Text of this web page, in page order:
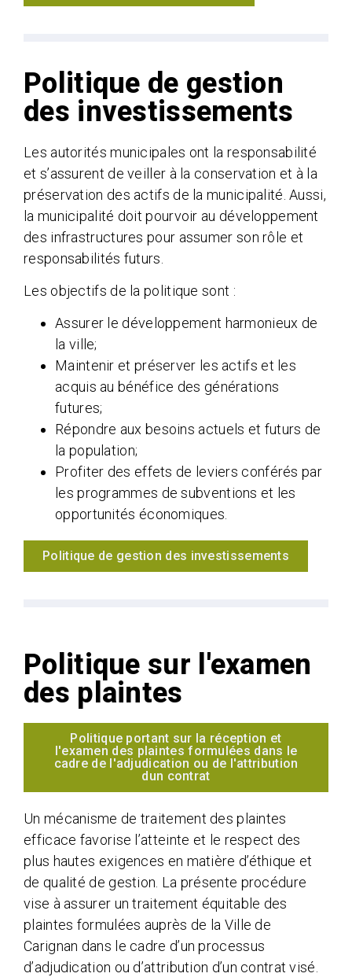
Politique de gestion
des investissements
Les autorités municipales ont la responsabilité
et s’assurent de veiller à la conservation et à la
préservation des actifs de la municipalité. Aussi,
la municipalité doit pourvoir au développement
des infrastructures pour assumer son rôle et
responsabilités futurs.
Les objectifs de la politique sont :
Assurer le développement harmonieux de
la ville;
Maintenir et préserver les actifs et les
acquis au bénéfice des générations
futures;
Répondre aux besoins actuels et futurs de
la population;
Profiter des effets de leviers conférés par
les programmes de subventions et les
opportunités économiques.
Politique de gestion des investissements
Politique sur l'examen
des plaintes
Politique portant sur la réception et
l'examen des plaintes formulées dans le
cadre de l'adjudication ou de l'attribution
dun contrat
Un mécanisme de traitement des plaintes
efficace favorise l’atteinte et le respect des
plus hautes exigences en matière d’éthique et
de qualité de gestion. La présente procédure
vise à assurer un traitement équitable des
plaintes formulées auprès de la Ville de
Carignan dans le cadre d’un processus
d’adjudication ou d’attribution d’un contrat visé.